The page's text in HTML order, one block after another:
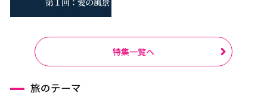
特集一覧へ
旅のテーマ